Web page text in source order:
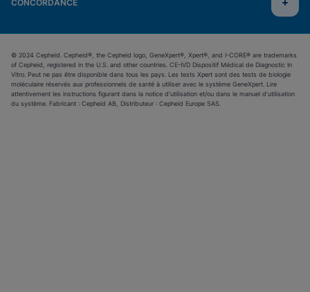
CONCORDANCE
© 2024 Cepheid. Cepheid®, the Cepheid logo, GeneXpert®, Xpert®, and I-CORE® are trademarks
of Cepheid, registered in the U.S. and other countries. CE-IVD Dispositif Médical de Diagnostic In
Vitro. Peut ne pas être disponible dans tous les pays. Les tests Xpert sont des tests de biologie
moléculaire réservés aux professionnels de santé à utiliser avec le système GeneXpert. Lire
attentivement les instructions figurant dans la notice d’utilisation et/ou dans le manuel d’utilisation
du système. Fabricant : Cepheid AB, Distributeur : Cepheid Europe SAS.